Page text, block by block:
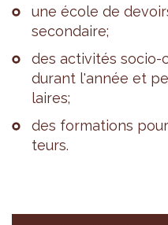
une école de
secon­daire;
des acti­vi­tés
durant l'an­née et
laires;
des for­ma­tions
teurs.